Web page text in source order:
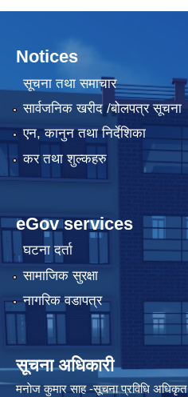
Notices
सूचना तथा समाचार
सार्वजनिक खरीद /बोलपत्र सूचना
एन, कानुन तथा निर्देशिका
कर तथा शुल्कहरु
eGov services
घटना दर्ता
सामाजिक सुरक्षा
नागरिक वडापत्र
सूचना अधिकारी
मनाेज कुमार साह -सूचना प्रविधि अधिकृत